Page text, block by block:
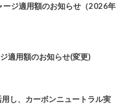
ージ適用額のお知らせ（2026年
適用額のお知らせ(変更)
し、カーボンニュートラル実